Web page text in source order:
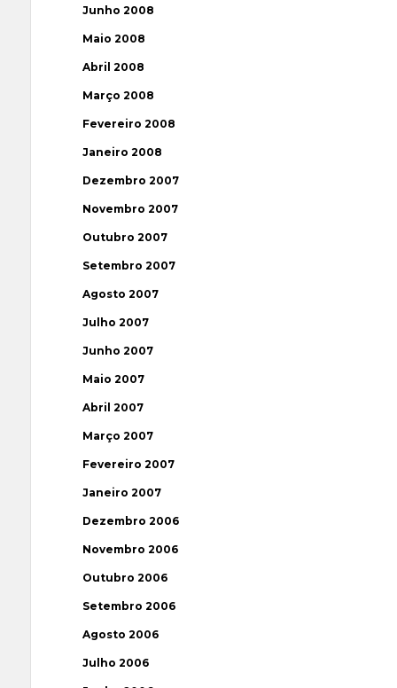
Junho 2008
Maio 2008
Abril 2008
Março 2008
Fevereiro 2008
Janeiro 2008
Dezembro 2007
Novembro 2007
Outubro 2007
Setembro 2007
Agosto 2007
Julho 2007
Junho 2007
Maio 2007
Abril 2007
Março 2007
Fevereiro 2007
Janeiro 2007
Dezembro 2006
Novembro 2006
Outubro 2006
Setembro 2006
Agosto 2006
Julho 2006